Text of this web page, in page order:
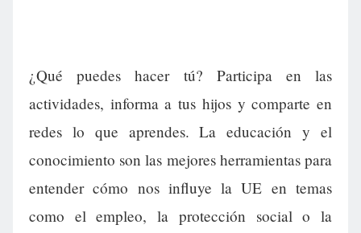
¿Qué puedes hacer tú? Participa en las
actividades, informa a tus hijos y comparte en
redes lo que aprendes. La educación y el
conocimiento son las mejores herramientas para
entender cómo nos influye la UE en temas
como el empleo, la protección social o la